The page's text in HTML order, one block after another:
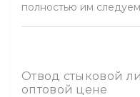
полностью им
Отвод стыковой
оптовой цене